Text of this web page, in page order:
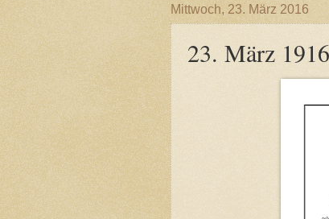
Mittwoch, 23. März 2016
23. März 1916